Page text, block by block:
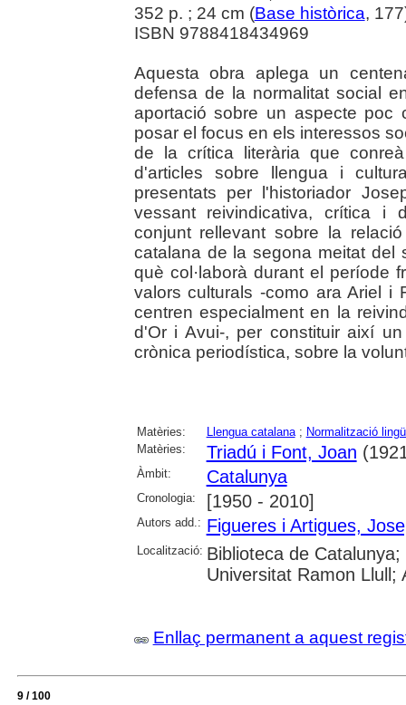
352 p. ; 24 cm (Base històrica,
ISBN 9788418434969
Aquesta obra aplega un
defensa de la normalitat social
aportació sobre un aspecte poc
posar el focus en els interessos
de la crítica literària que
d'articles sobre llengua i
presentats per l'historiador
vessant reivindicativa, crítica i
conjunt rellevant sobre la
catalana de la segona meitat del
què col·laborà durant el període
valors culturals -como ara Ariel i
centren especialment en la
d'Or i Avui-, per constituir així
crònica periodística, sobre la
Matèries: Llengua catalana; Normalització
Matèries:
Triadú i Font, Joan
Àmbit: Catalunya
Cronologia: [1950 - 2010]
Autors add.: Figueres i Artigues,
Localització: Biblioteca de
Universitat Ramon Llull;
Enllaç permanent a aquest
9 / 100